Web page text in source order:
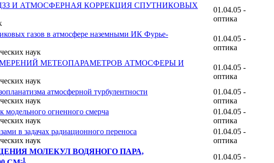
И АТМОСФЕРНАЯ КОРРЕКЦИЯ СПУТНИКОВЫХ
01.04.05 -
оптика
газов в атмосфере наземными ИК Фурье-
наук
01.04.05 -
оптика
МЕТЕОПАРАМЕТРОВ АТМОСФЕРЫ И
наук
01.04.05 -
оптика
атмосферной турбулентности
наук
01.04.05 -
оптика
модельного огненного смерча
наук
01.04.05 -
оптика
в задачах радиационного переноса
наук
01.04.05 -
оптика
МОЛЕКУЛ ВОДЯНОГО ПАРА,
-1
01.04.05 -